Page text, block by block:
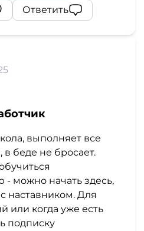
Ответить
выполняет все
в беде не бросает.
можно начать здесь,
наставником. Для
или когда уже есть
подписку